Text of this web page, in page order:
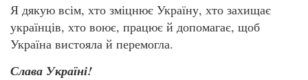
Я дякую всім, хто зміцнює Україну, хто захищає
українців, хто воює, працює й допомагає, щоб
Україна вистояла й перемогла.
Слава Україні!